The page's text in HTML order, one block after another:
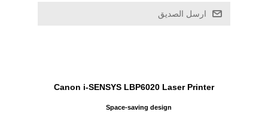
ارسل الصديق
Canon i-SENSYS LBP6020 Laser Printer
Space-saving design